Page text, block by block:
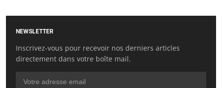
NEWSLETTER
Inscrivez-vous pour recevoir nos derniers articles
directement dans votre boîte mail.